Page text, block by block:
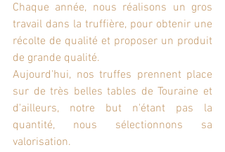
Chaque année, nous réalisons un gros
travail dans la truffière, pour obtenir une
récolte de qualité et proposer un produit
de grande qualité.
Aujourd'hui, nos truffes prennent place
sur de très belles tables de Touraine et
d'ailleurs, notre but n'étant pas la
quantité, nous sélectionnons sa
valorisation.